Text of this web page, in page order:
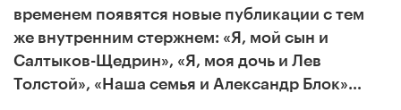
временем появятся новые публикации с тем
же внутренним стержнем: «Я, мой сын и
Салтыков-Щедрин», «Я, моя дочь и Лев
Толстой», «Наша семья и Александр Блок»…